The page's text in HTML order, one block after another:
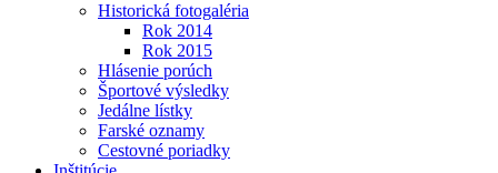
Historická fotogaléria
Rok 2014
Rok 2015
Hlásenie porúch
Športové výsledky
Jedálne lístky
Farské oznamy
Cestovné poriadky